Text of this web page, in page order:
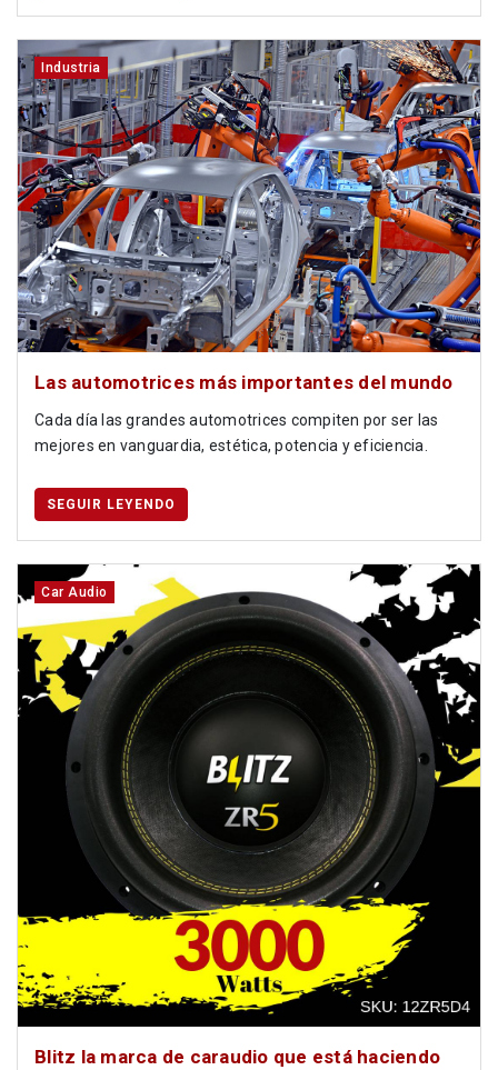
Industria
Las automotrices más importantes del mundo
Cada día las grandes automotrices compiten por ser las
mejores en vanguardia, estética, potencia y eficiencia.
SEGUIR LEYENDO
Car Audio
Blitz la marca de caraudio que está haciendo